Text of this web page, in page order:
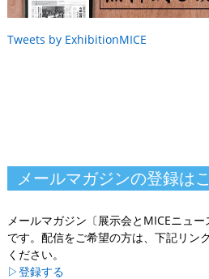
Tweets by ExhibitionMICE
メールマガジンの登録は
メールマガジン〔展示会とMICEニュ
です。配信をご希望の方は、下記リン
ください。
▷登録する